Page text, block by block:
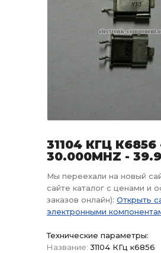
31104 КГЦ К6856
30.000MHZ -
Мы переехали на новый
сайте каталог с ценами и
заказов онлайн): Открыть
электронными
Технические параметры:
Название: 31104 КГц к6856